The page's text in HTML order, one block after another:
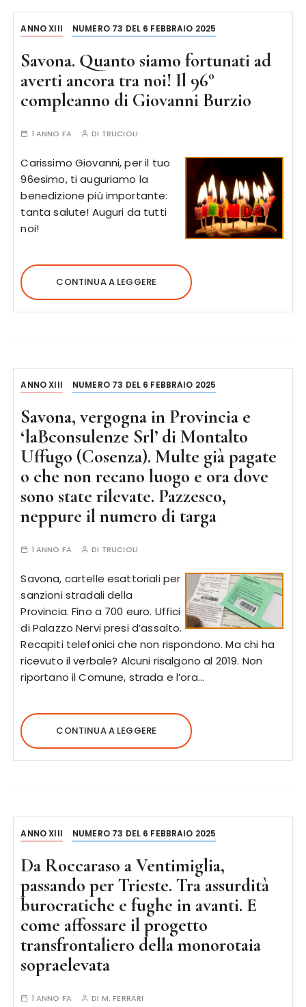
ANNO XIII NUMERO 73 DEL 6 FEBBRAIO 2025
Savona. Quanto siamo fortunati ad
averti ancora tra noi! Il 96°
compleanno di Giovanni Burzio
1 ANNO FA DI TRUCIOLI
Carissimo Giovanni, per il tuo
96esimo, ti auguriamo la
benedizione più importante:
tanta salute! Auguri da tutti
noi!
CONTINUA A LEGGERE
ANNO XIII NUMERO 73 DEL 6 FEBBRAIO 2025
Savona, vergogna in Provincia e
‘laBconsulenze Srl’ di Montalto
Uffugo (Cosenza). Multe già pagate
o che non recano luogo e ora dove
sono state rilevate. Pazzesco,
neppure il numero di targa
1 ANNO FA DI TRUCIOLI
Savona, cartelle esattoriali per
sanzioni stradali della
Provincia. Fino a 700 euro. Uffici
di Palazzo Nervi presi d’assalto.
Recapiti telefonici che non rispondono. Ma chi ha
ricevuto il verbale? Alcuni risalgono al 2019. Non
riportano il Comune, strada e l’ora…
CONTINUA A LEGGERE
ANNO XIII NUMERO 73 DEL 6 FEBBRAIO 2025
Da Roccaraso a Ventimiglia,
passando per Trieste. Tra assurdità
burocratiche e fughe in avanti. E
come affossare il progetto
transfrontaliero della monorotaia
sopraelevata
1 ANNO FA DI M. FERRARI